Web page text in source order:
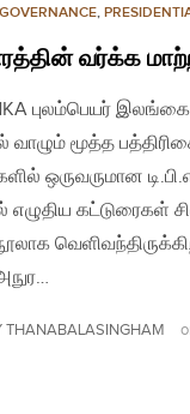
,
வர்க்க
புலம்பெயர்
வாழும் மூத்த
ஒருவருமான
கட்டுரைகள்
THANABALASINGHAM